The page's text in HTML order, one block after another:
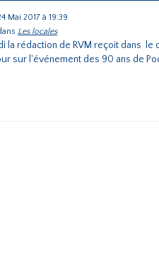
Mai 2017 à 19:39
Les locales
la rédaction de RVM reçoit dans le
sur l'événement des 90 ans de